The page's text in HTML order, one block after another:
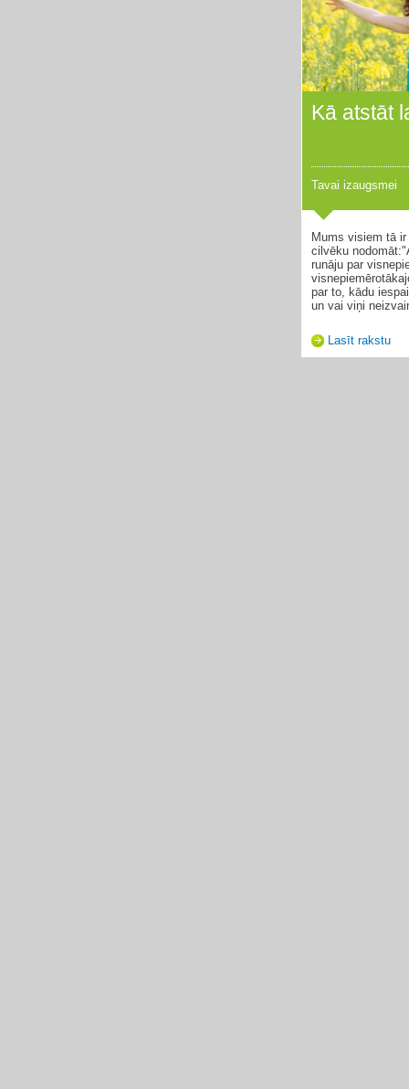
Kā atstāt
Tavai izaugsmei
Mums visiem tā
cilvēku
runāju par
par to, kādu
un vai viņi
Lasīt rakstu